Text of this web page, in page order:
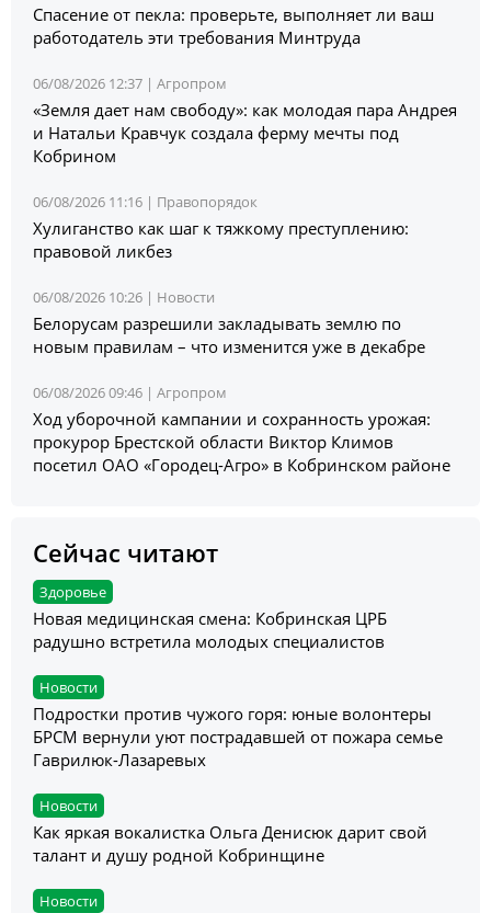
Спасение от пекла: проверьте, выполняет ли ваш
работодатель эти требования Минтруда
06/08/2026 12:37 | Агропром
«Земля дает нам свободу»: как молодая пара Андрея
и Натальи Кравчук создала ферму мечты под
Кобрином
06/08/2026 11:16 | Правопорядок
Хулиганство как шаг к тяжкому преступлению:
правовой ликбез
06/08/2026 10:26 | Новости
Белорусам разрешили закладывать землю по
новым правилам – что изменится уже в декабре
06/08/2026 09:46 | Агропром
Ход уборочной кампании и сохранность урожая:
прокурор Брестской области Виктор Климов
посетил ОАО «Городец-Агро» в Кобринском районе
Сейчас читают
Здоровье
Новая медицинская смена: Кобринская ЦРБ
радушно встретила молодых специалистов
Новости
Подростки против чужого горя: юные волонтеры
БРСМ вернули уют пострадавшей от пожара семье
Гаврилюк-Лазаревых
Новости
Как яркая вокалистка Ольга Денисюк дарит свой
талант и душу родной Кобринщине
Новости